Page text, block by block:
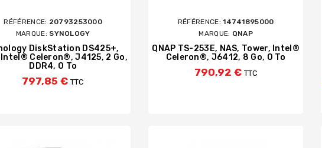
RÉFÉRENCE: 20793253000
MARQUE: SYNOLOGY
DiskStation DS425+,
Intel® Celeron®, J4125, 2 Go,
DDR4, 0 To
797,85 €TTC
RÉFÉRENCE:14741895000
MARQUE: QNAP
QNAP TS-253E, NAS, Tower, Intel®
Celeron®, J6412, 8 Go, 0 To
790,92 € TTC